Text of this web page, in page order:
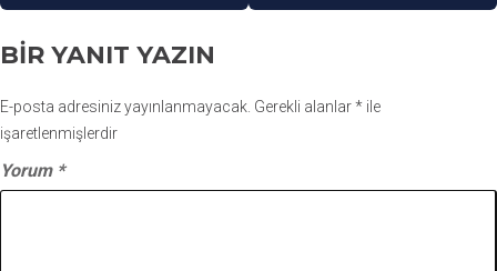
BIR YANIT YAZIN
E-posta adresiniz yayınlanmayacak. Gerekli alanlar* ile
işaretlenmişlerdir
Yorum *